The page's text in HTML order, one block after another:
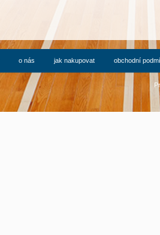
o nás jak nakupovat obchodní